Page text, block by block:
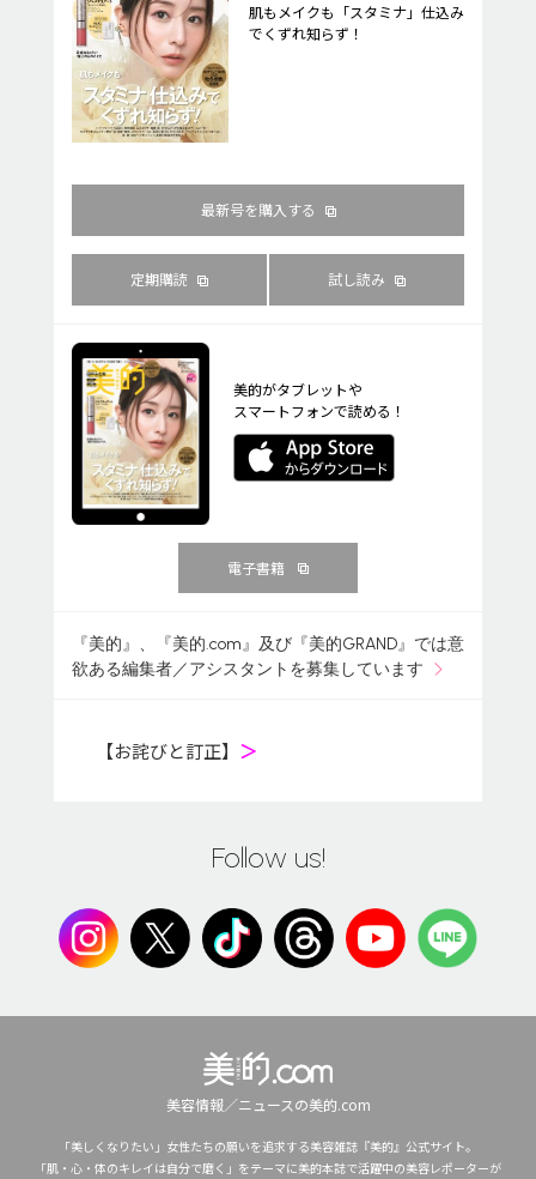
肌もメイクも「スタミナ」仕込み
でくずれ知らず！
最新号を購入する
定期購読 試し読み
美的がタブレットや
スマートフォンで読める！
電子書籍
『美的』、『美的.com』及び『美的GRAND』では意
欲ある編集者／アシスタントを募集しています
【お詫びと訂正】 ＞
Follow us!
美容情報／ニュースの美的.com
「美しくなりたい」女性たちの願いを追求する美容雑誌『美的』公式サイト。
「肌・心・体のキレイは自分で磨く」をテーマに美的本誌で活躍中の美容レポーターが